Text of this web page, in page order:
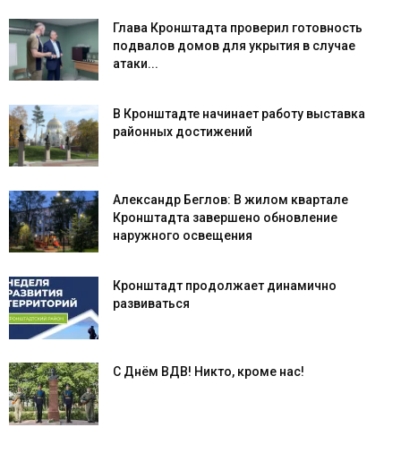
Глава Кронштадта проверил готовность
подвалов домов для укрытия в случае
атаки...
В Кронштадте начинает работу выставка
районных достижений
Александр Беглов: В жилом квартале
Кронштадта завершено обновление
наружного освещения
Кронштадт продолжает динамично
развиваться
С Днём ВДВ! Никто, кроме нас!